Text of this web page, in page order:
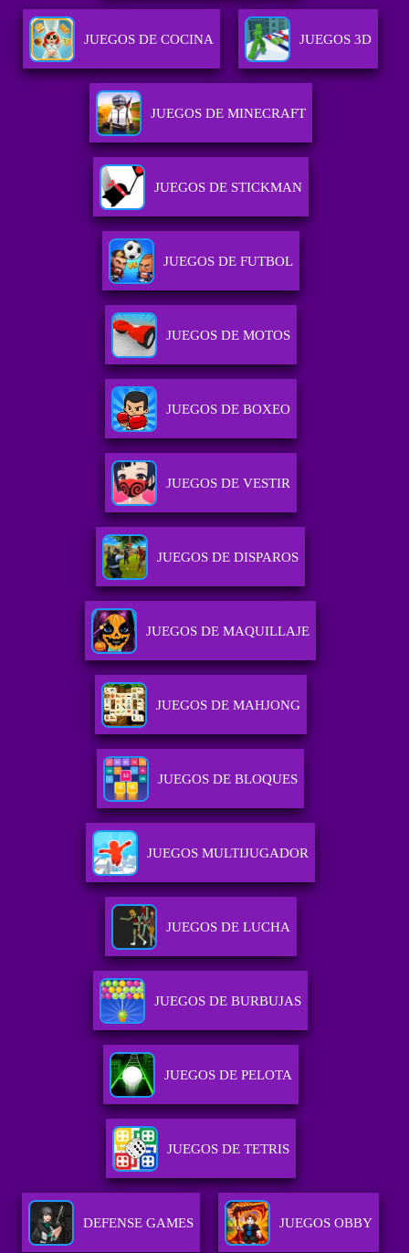
JUEGOS DE COCINA JUEGOS 3D
JUEGOS DE MINECRAFT
JUEGOS DE STICKMAN
JUEGOS DE FUTBOL
JUEGOS DE MOTOS
JUEGOS DE BOXEO
JUEGOS DE VESTIR
JUEGOS DE DISPAROS
JUEGOS DE MAQUILLAJE
JUEGOS DE MAHJONG
JUEGOS DE BLOQUES
JUEGOS MULTIJUGADOR
JUEGOS DE LUCHA
JUEGOS DE BURBUJAS
JUEGOS DE PELOTA
JUEGOS DE TETRIS
DEFENSE GAMES JUEGOS OBBY